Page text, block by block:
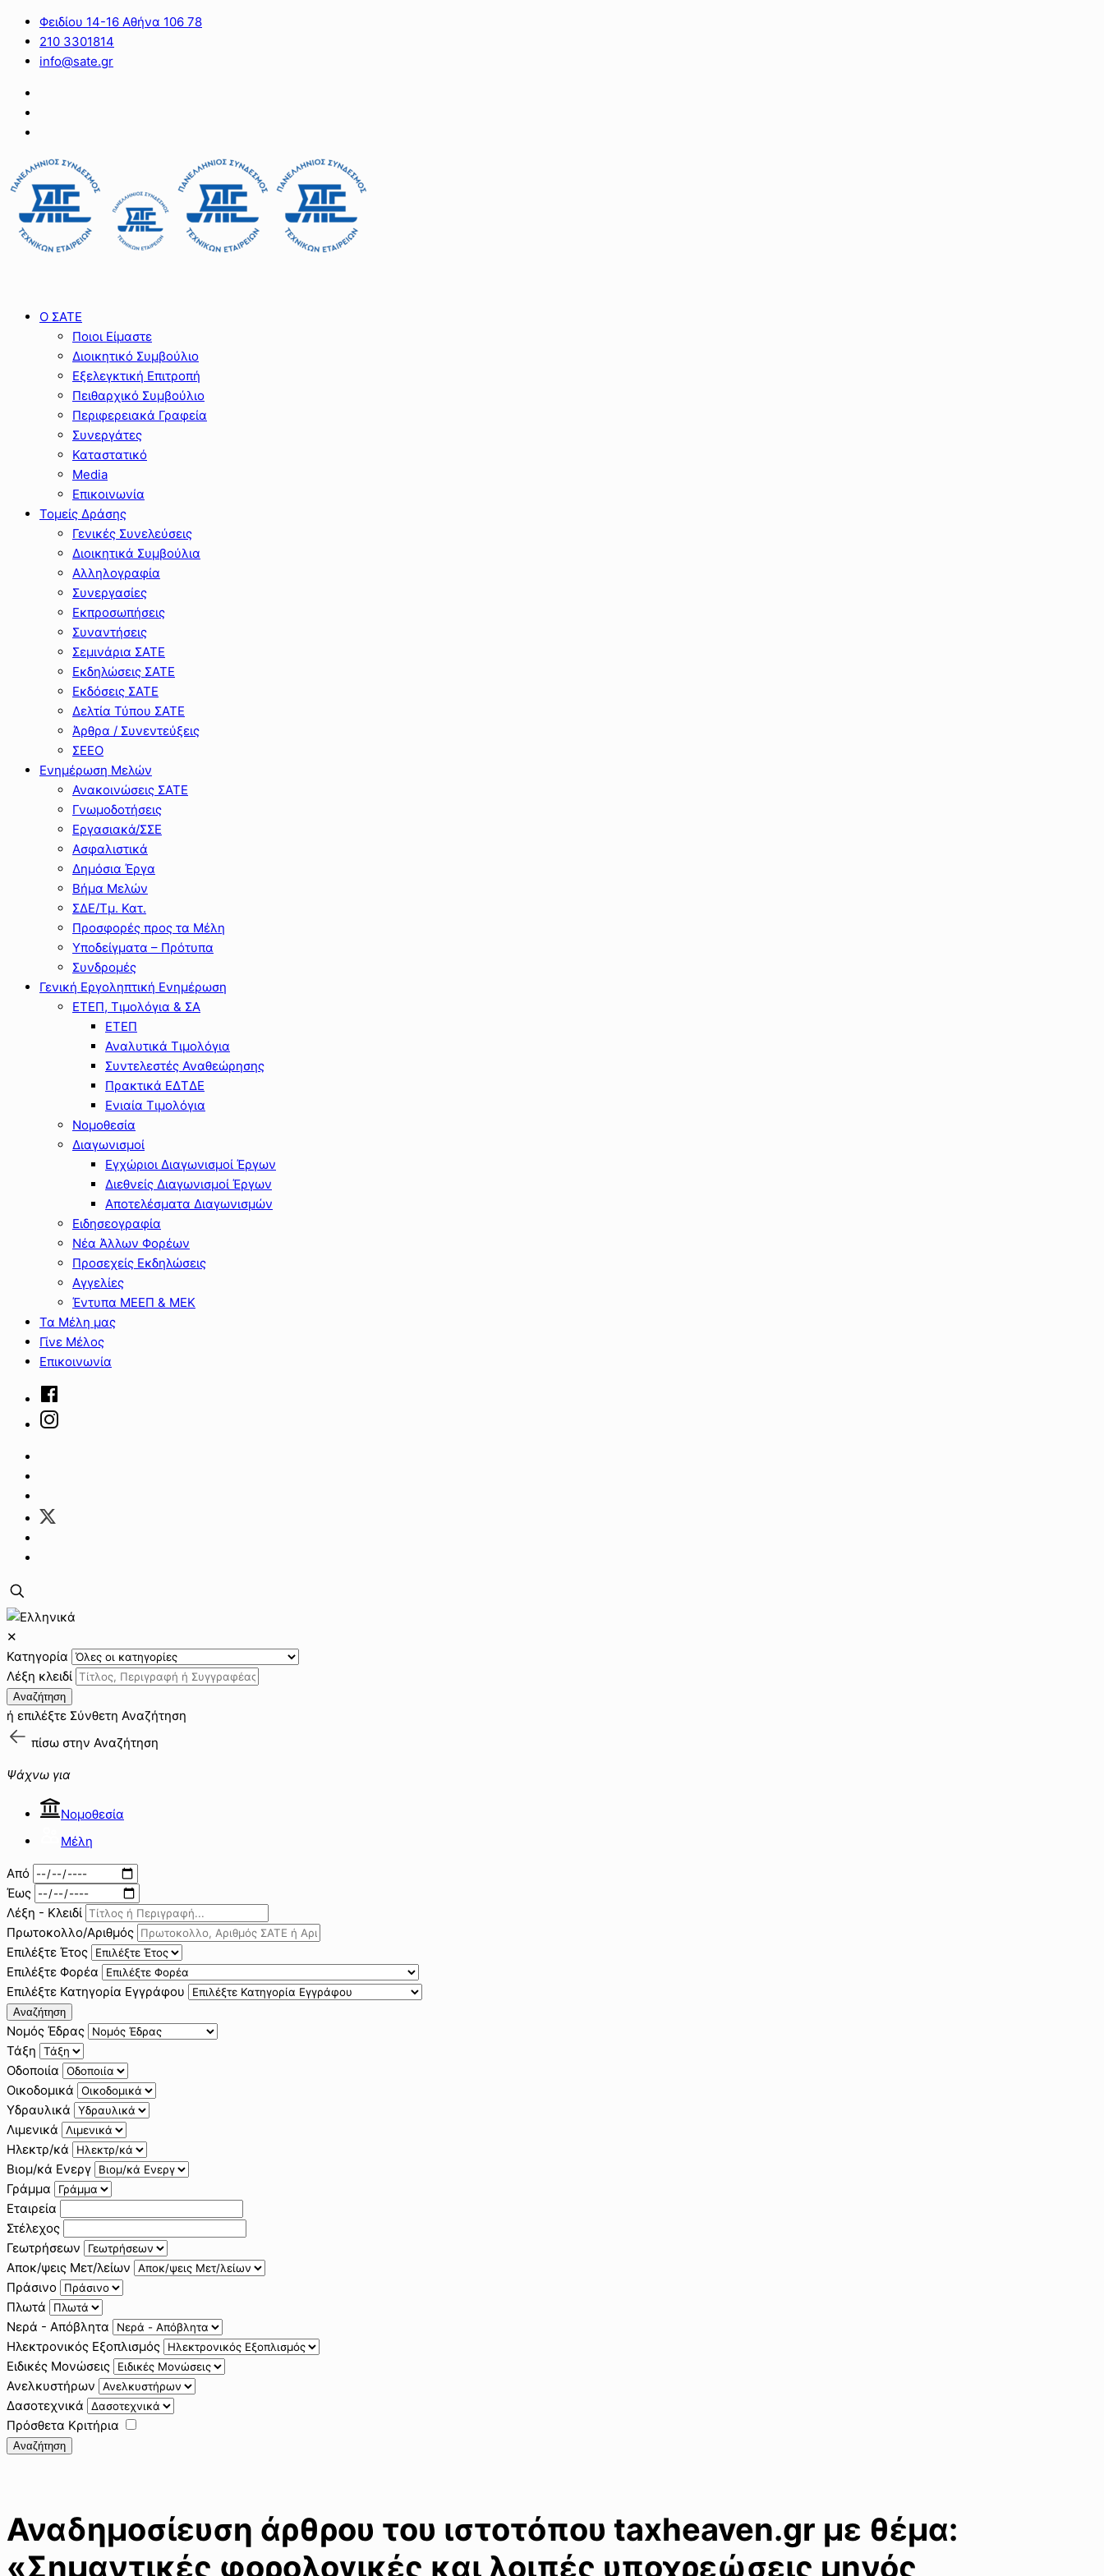
Φειδίου 14-16 Αθήνα 106 78
210 3301814
info@sate.gr
Ο ΣΑΤΕ
Ποιοι Είμαστε
Διοικητικό Συμβούλιο
Εξελεγκτική Επιτροπή
Πειθαρχικό Συμβούλιο
Περιφερειακά Γραφεία
Συνεργάτες
Καταστατικό
Media
Επικοινωνία
Τομείς Δράσης
Γενικές Συνελεύσεις
Διοικητικά Συμβούλια
Αλληλογραφία
Συνεργασίες
Εκπροσωπήσεις
Συναντήσεις
Σεμινάρια ΣΑΤΕ
Εκδηλώσεις ΣΑΤΕ
Εκδόσεις ΣΑΤΕ
Δελτία Τύπου ΣΑΤΕ
Άρθρα / Συνεντεύξεις
ΣΕΕΟ
Ενημέρωση Μελών
Ανακοινώσεις ΣΑΤΕ
Γνωμοδοτήσεις
Εργασιακά/ΣΣΕ
Ασφαλιστικά
Δημόσια Έργα
Βήμα Μελών
ΣΔΕ/Τμ. Κατ.
Προσφορές προς τα Μέλη
Υποδείγματα – Πρότυπα
Συνδρομές
Γενική Εργοληπτική Ενημέρωση
ΕΤΕΠ, Τιμολόγια & ΣΑ
ΕΤΕΠ
Αναλυτικά Τιμολόγια
Συντελεστές Αναθεώρησης
Πρακτικά ΕΔΤΔΕ
Ενιαία Τιμολόγια
Νομοθεσία
Διαγωνισμοί
Εγχώριοι Διαγωνισμοί Έργων
Διεθνείς Διαγωνισμοί Έργων
Αποτελέσματα Διαγωνισμών
Ειδησεογραφία
Νέα Άλλων Φορέων
Προσεχείς Εκδηλώσεις
Αγγελίες
Έντυπα ΜΕΕΠ & ΜΕΚ
Τα Μέλη μας
Γίνε Μέλος
Επικοινωνία
✕
Κατηγορία
Λέξη κλειδί
Αναζήτηση
ή επιλέξτε Σύνθετη Αναζήτηση
πίσω στην Αναζήτηση
Ψάχνω για
Νομοθεσία
Μέλη
Από
Έως
Λέξη - Κλειδί
Πρωτοκολλο/Αριθμός
Επιλέξτε Έτος
Επιλέξτε Φορέα
Επιλέξτε Κατηγορία Εγγράφου
Αναζήτηση
Νομός Έδρας
Τάξη
Οδοποιία
Οικοδομικά
Υδραυλικά
Λιμενικά
Ηλεκτρ/κά
Βιομ/κά Ενεργ
Γράμμα
Εταιρεία
Στέλεχος
Γεωτρήσεων
Αποκ/ψεις Μετ/λείων
Πράσινο
Πλωτά
Νερά - Απόβλητα
Ηλεκτρονικός Εξοπλισμός
Ειδικές Μονώσεις
Ανελκυστήρων
Δασοτεχνικά
Πρόσθετα Κριτήρια
Αναζήτηση
Αναδημοσίευση άρθρου του ιστοτόπου taxheaven.gr με θέμα:
«Σημαντικές φορολογικές και λοιπές υποχρεώσεις μηνός